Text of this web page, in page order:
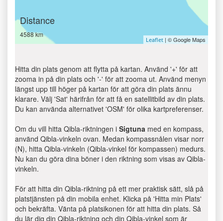
Distance
4588 km
Leaflet | © Google Maps
Hitta din plats genom att flytta på kartan. Använd '+' för att
zooma in på din plats och '-' för att zooma ut. Använd menyn
längst upp till höger på kartan för att göra din plats ännu
klarare. Välj 'Sat' härifrån för att få en satellitbild av din plats.
Du kan använda alternativet 'OSM' för olika kartpreferenser.
Om du vill hitta Qibla-riktningen i Sigtuna med en kompass,
använd Qibla-vinkeln ovan. Medan kompassnålen visar norr
(N), hitta Qibla-vinkeln (Qibla-vinkel för kompassen) medurs.
Nu kan du göra dina böner i den riktning som visas av Qibla-
vinkeln.
För att hitta din Qibla-riktning på ett mer praktisk sätt, slå på
platstjänsten på din mobila enhet. Klicka på 'Hitta min Plats'
och bekräfta. Vänta på platsikonen för att hitta din plats. Så
du lär dig din Qibla-riktning och din Qibla-vinkel som är